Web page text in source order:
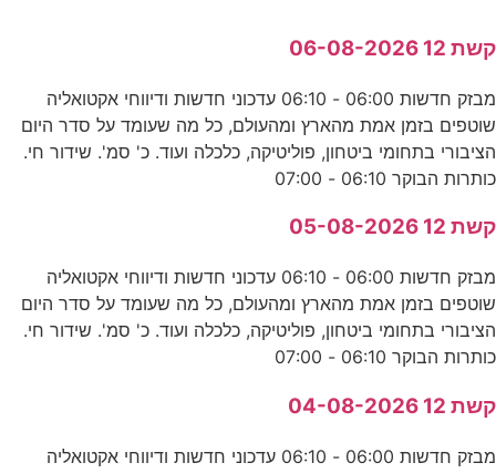
קשת 12 06-08-2026
מבזק חדשות 06:00 - 06:10 עדכוני חדשות ודיווחי אקטואליה
שוטפים בזמן אמת מהארץ ומהעולם, כל מה שעומד על סדר היום
הציבורי בתחומי ביטחון, פוליטיקה, כלכלה ועוד. כ' סמ'. שידור חי.
כותרות הבוקר 06:10 - 07:00
קשת 12 05-08-2026
מבזק חדשות 06:00 - 06:10 עדכוני חדשות ודיווחי אקטואליה
שוטפים בזמן אמת מהארץ ומהעולם, כל מה שעומד על סדר היום
הציבורי בתחומי ביטחון, פוליטיקה, כלכלה ועוד. כ' סמ'. שידור חי.
כותרות הבוקר 06:10 - 07:00
קשת 12 04-08-2026
מבזק חדשות 06:00 - 06:10 עדכוני חדשות ודיווחי אקטואליה